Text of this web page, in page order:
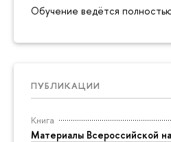
Обучение ведётся
ПУБЛИКАЦИИ
Книга
Материалы Всероссийской